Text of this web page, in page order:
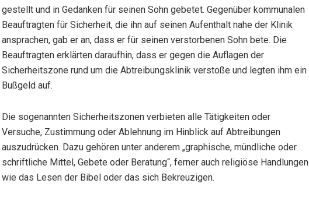
gestellt und in Gedanken für seinen Sohn gebetet. Gegenüber kommunalen
Beauftragten für Sicherheit, die ihn auf seinen Aufenthalt nahe der Klinik
ansprachen, gab er an, dass er für seinen verstorbenen Sohn bete. Die
Beauftragten erklärten daraufhin, dass er gegen die Auflagen der
Sicherheitszone rund um die Abtreibungsklinik verstoße und legten ihm ein
Bußgeld auf.
Die sogenannten Sicherheitszonen verbieten alle Tätigkeiten oder
Versuche, Zustimmung oder Ablehnung im Hinblick auf Abtreibungen
auszudrücken. Dazu gehören unter anderem „graphische, mündliche oder
schriftliche Mittel, Gebete oder Beratung“, ferner auch religiöse Handlungen
wie das Lesen der Bibel oder das sich Bekreuzigen.